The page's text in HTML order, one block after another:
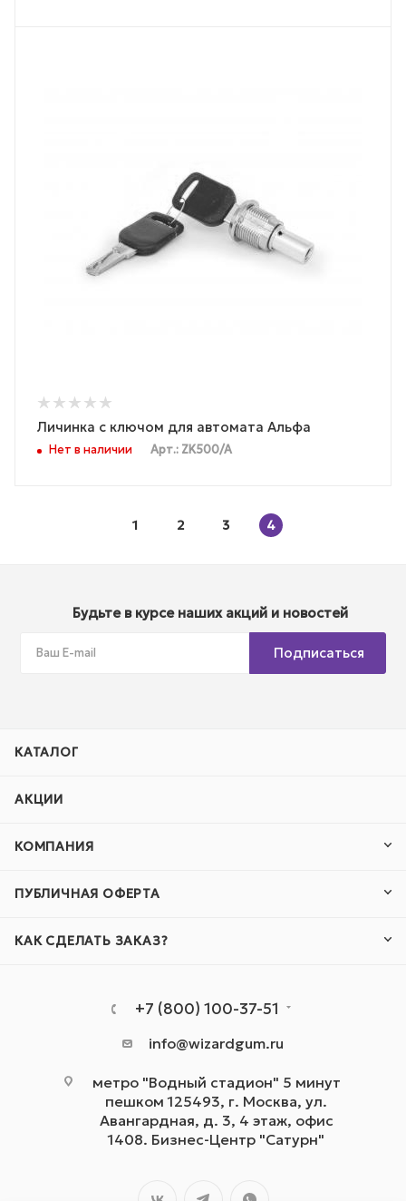
Личинка с ключом для автомата Альфа
Нет в наличии Арт.: ZK500/A
1 2 3 4
Будьте в курсе наших акций и новостей
Подписаться
КАТАЛОГ
АКЦИИ
КОМПАНИЯ
ПУБЛИЧНАЯ ОФЕРТА
КАК СДЕЛАТЬ ЗАКАЗ?
+7 (800) 100-37-51
info@wizardgum.ru
метро "Водный стадион" 5 минут
пешком 125493, г. Москва, ул.
Авангардная, д. 3, 4 этаж, офис
1408. Бизнес-Центр "Сатурн"